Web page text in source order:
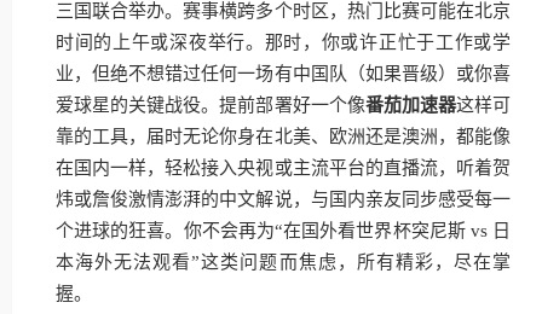
三国联合举办。赛事横跨多个时区，热门比赛可能在北京
时间的上午或深夜举行。那时，你或许正忙于工作或学
业，但绝不想错过任何一场有中国队（如果晋级）或你喜
爱球星的关键战役。提前部署好一个像番茄加速器这样可
靠的工具，届时无论你身在北美、欧洲还是澳洲，都能像
在国内一样，轻松接入央视或主流平台的直播流，听着贺
炜或詹俊激情澎湃的中文解说，与国内亲友同步感受每一
个进球的狂喜。你不会再为“在国外看世界杯突尼斯 vs 日
本海外无法观看”这类问题而焦虑，所有精彩，尽在掌
握。